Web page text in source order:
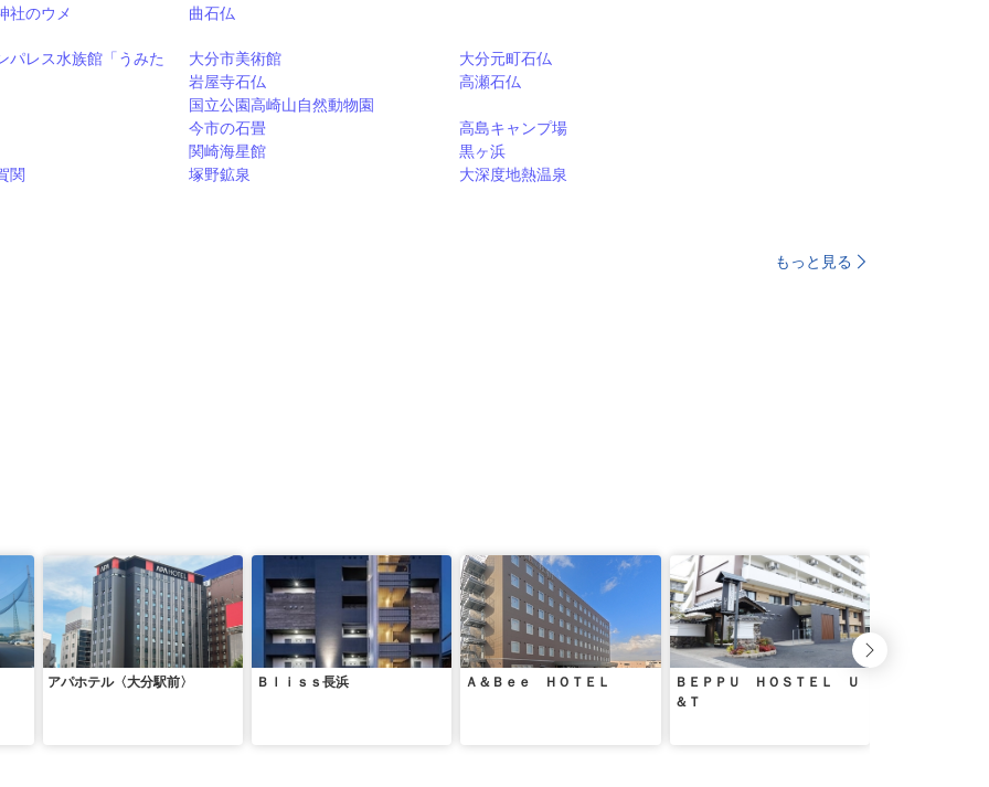
社のウメ
曲石仏
パレス水族館「うみた 大分市美術館
大分元町石仏
岩屋寺石仏
高瀬石仏
国立公園高崎山自然動物園
今市の石畳
高島キャンプ場
関崎海星館
黒ヶ浜
関
塚野鉱泉 大深度地熱温泉
もっと見る
アパホテル〈大分駅前〉 Ｂｌｉｓｓ長浜 Ａ＆Ｂｅｅ ＨＯＴＥＬ
ＢＥＰＰＵ ＨＯＳＴＥＬ Ｕ
＆Ｔ